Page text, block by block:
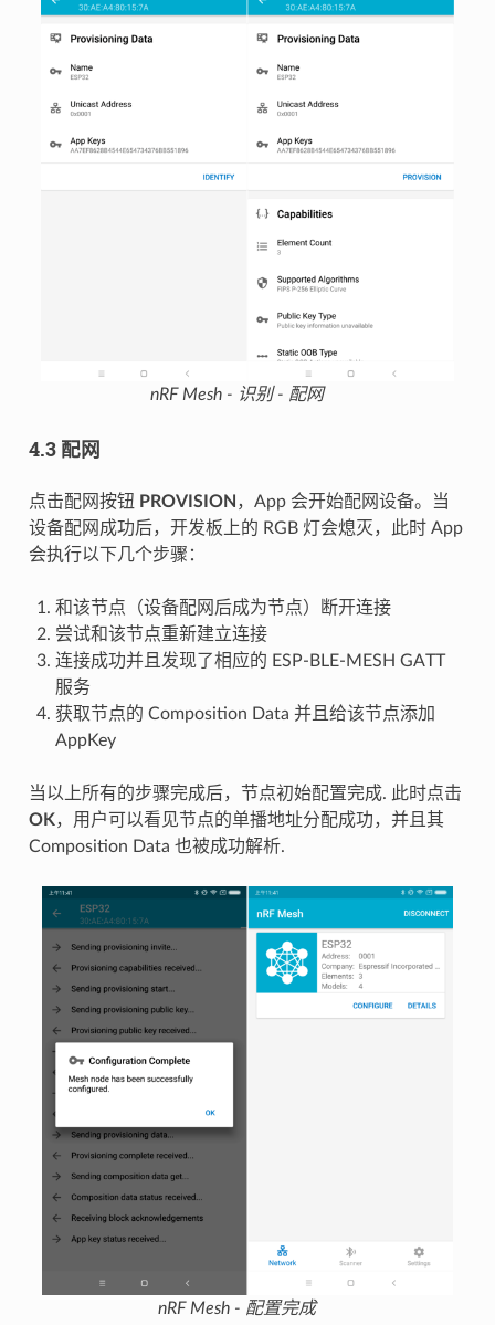
nRF Mesh - 识别 - 配网
4.3 配网
点击配网按钮 PROVISION ，App 会开始配网设备。当
设备配网成功后，开发板上的 RGB 灯会熄灭，此时 App
会执行以下几个步骤：
和该节点（设备配网后成为节点）断开连接
尝试和该节点重新建立连接
连接成功并且发现了相应的 ESP-BLE-MESH GATT
服务
获取节点的 Composition Data 并且给该节点添加
AppKey
当以上所有的步骤完成后，节点初始配置完成. 此时点击
OK，用户可以看见节点的单播地址分配成功，并且其
Composition Data 也被成功解析.
nRF Mesh - 配置完成